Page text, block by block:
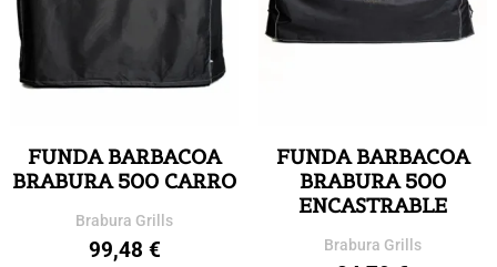
FUNDA BARBACOA
BRABURA 500 CARRO
Brabura Grills
99,48 €
FUNDA BARBACOA
BRABURA 500
ENCASTRABLE
Brabura Grills